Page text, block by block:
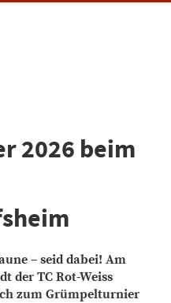
2026 beim
– seid dabei! Am
der TC Rot-Weiss
zum Grümpelturnier